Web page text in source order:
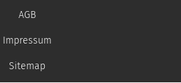
AGB
Impressum
Sitemap